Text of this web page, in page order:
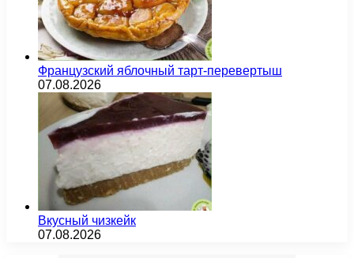
Французский яблочный тарт-перевертыш
07.08.2026
Вкусный чизкейк
07.08.2026